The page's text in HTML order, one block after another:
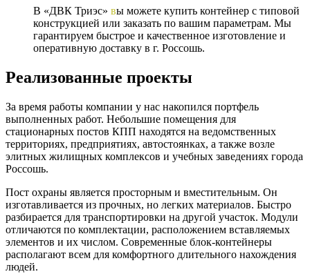
В «ДВК Триэс» вы можете купить контейнер с типовой
конструкцией или заказать по вашим параметрам. Мы
гарантируем быстрое и качественное изготовление и
оперативную доставку в г. Россошь.
Реализованные проекты
За время работы компании у нас накопился портфель
выполненных работ. Небольшие помещения для
стационарных постов КПП находятся на ведомственных
территориях, предприятиях, автостоянках, а также возле
элитных жилищных комплексов и учебных заведениях города
Россошь.
Пост охраны является просторным и вместительным. Он
изготавливается из прочных, но легких материалов. Быстро
разбирается для транспортировки на другой участок. Модули
отличаются по комплектации, расположением вставляемых
элементов и их числом. Современные блок-контейнеры
располагают всем для комфортного длительного нахождения
людей.